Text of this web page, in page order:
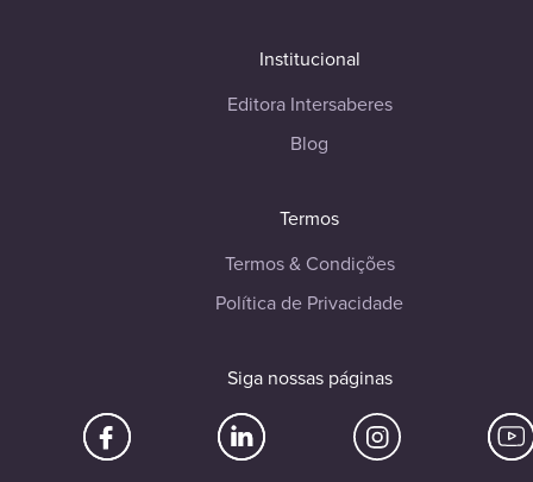
Institucional
Editora Intersaberes
Blog
Termos
Termos & Condições
Política de Privacidade
Siga nossas páginas